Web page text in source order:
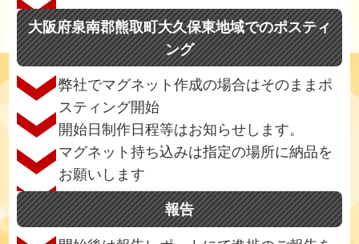
大阪府泉南郡熊取町大久保東地域でのポスティ
ング
弊社でマグネット作成の場合はそのままポ
スティング開始
開始日制作日程等はお知らせします。
マグネット持ち込みは指定の場所に納品を
お願いします
報告